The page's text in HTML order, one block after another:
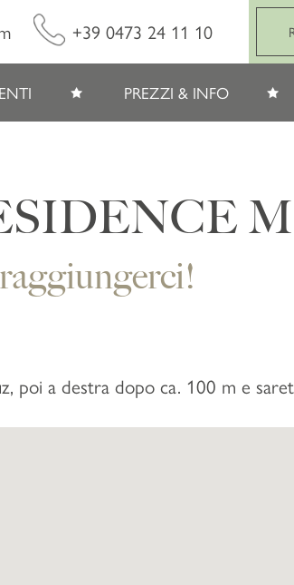
+39 0473 24 11 10
PREZZI & INFO
poi a destra dopo ca. 100 m e